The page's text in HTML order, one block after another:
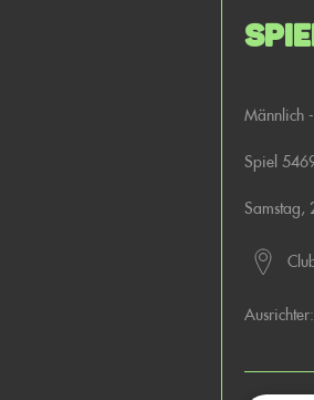
Männlich
Spiel
Samstag,
Ausrichter: